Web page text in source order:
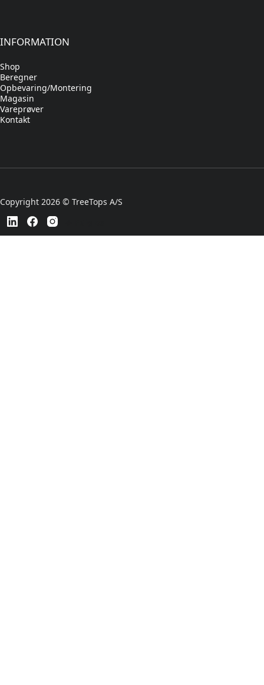
INFORMATION
Shop
Beregner
Opbevaring/Montering
Magasin
Vareprøver
Kontakt
Copyright 2026 © TreeTops A/S